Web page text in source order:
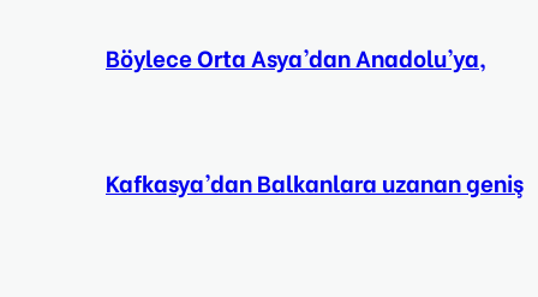
Böylece Orta Asya’dan Anadolu’ya,
Kafkasya’dan Balkanlara uzanan geniş